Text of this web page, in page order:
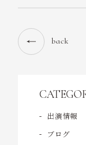
back
出演情報
ブログ